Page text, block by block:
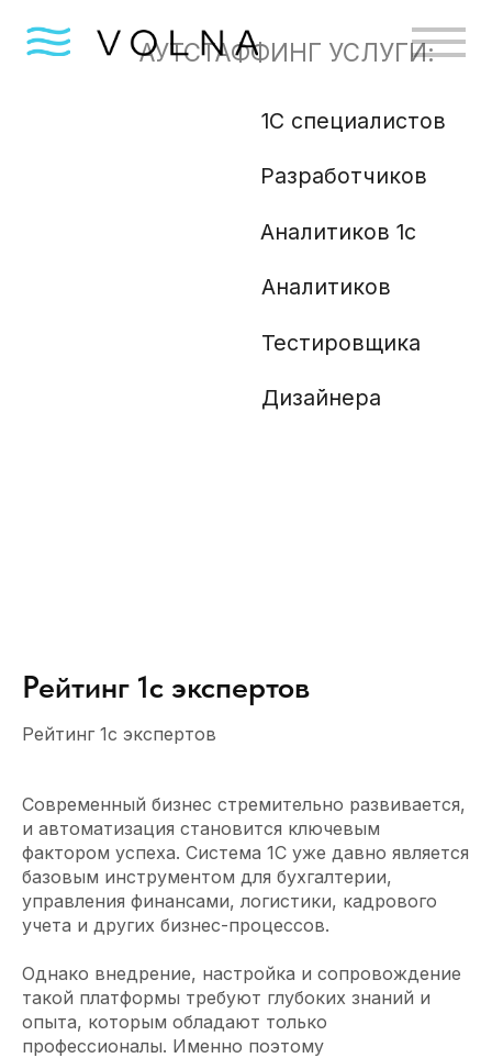
Разработчиков
Аналитиков 1с
Тестировщика
Дизайнера
АУТСТАФФИНГ УСЛУГИ:
Рейтинг 1с экспертов
Рейтинг 1с экспертов
Современный бизнес стремительно развивается,
и автоматизация становится ключевым
фактором успеха. Система 1С уже давно является
базовым инструментом для бухгалтерии,
управления финансами, логистики, кадрового
учета и других бизнес-процессов.
Однако внедрение, настройка и сопровождение
такой платформы требуют глубоких знаний и
опыта, которым обладают только
профессионалы. Именно поэтому